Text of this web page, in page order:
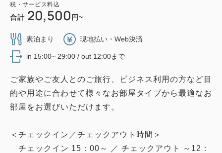
税・サービス料込
合計 20,500 円~
素泊まり 現地払い・Web決済
in 15:00~ 29:00 / out 12:00まで
ご家族やご友人とのご旅行、ビジネス利用の方など目
的や用途に合わせて様々なお部屋タイプから最適なお
部屋をお選びいただけます。
＜チェックイン／チェックアウト時間＞
チェックイン 15：00～ ／ チェックアウト ～12：